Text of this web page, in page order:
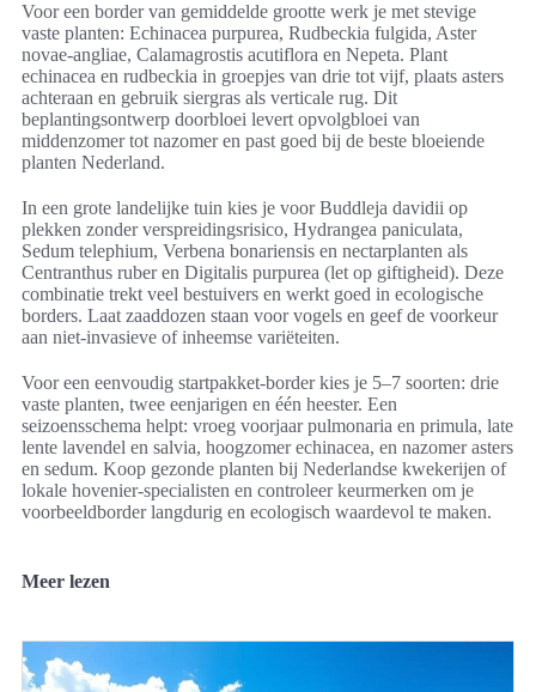
Voor een border van gemiddelde grootte werk je met stevige
vaste planten: Echinacea purpurea, Rudbeckia fulgida, Aster
novae-angliae, Calamagrostis acutiflora en Nepeta. Plant
echinacea en rudbeckia in groepjes van drie tot vijf, plaats asters
achteraan en gebruik siergras als verticale rug. Dit
beplantingsontwerp doorbloei levert opvolgbloei van
middenzomer tot nazomer en past goed bij de beste bloeiende
planten Nederland.
In een grote landelijke tuin kies je voor Buddleja davidii op
plekken zonder verspreidingsrisico, Hydrangea paniculata,
Sedum telephium, Verbena bonariensis en nectarplanten als
Centranthus ruber en Digitalis purpurea (let op giftigheid). Deze
combinatie trekt veel bestuivers en werkt goed in ecologische
borders. Laat zaaddozen staan voor vogels en geef de voorkeur
aan niet-invasieve of inheemse variëteiten.
Voor een eenvoudig startpakket-border kies je 5–7 soorten: drie
vaste planten, twee eenjarigen en één heester. Een
seizoensschema helpt: vroeg voorjaar pulmonaria en primula, late
lente lavendel en salvia, hoogzomer echinacea, en nazomer asters
en sedum. Koop gezonde planten bij Nederlandse kwekerijen of
lokale hovenier-specialisten en controleer keurmerken om je
voorbeeldborder langdurig en ecologisch waardevol te maken.
Meer lezen